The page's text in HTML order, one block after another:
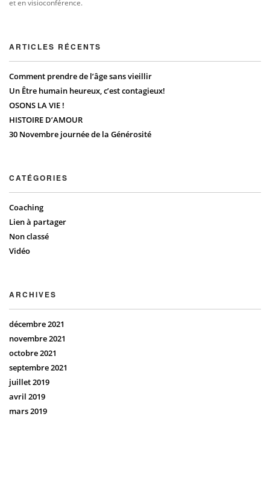
et en visioconférence.
ARTICLES RÉCENTS
Comment prendre de l’âge sans vieillir
Un Être humain heureux, c’est contagieux!
OSONS LA VIE !
HISTOIRE D’AMOUR
30 Novembre journée de la Générosité
CATÉGORIES
Coaching
Lien à partager
Non classé
Vidéo
ARCHIVES
décembre 2021
novembre 2021
octobre 2021
septembre 2021
juillet 2019
avril 2019
mars 2019